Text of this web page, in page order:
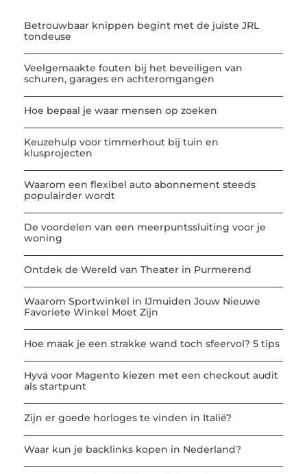
Betrouwbaar knippen begint met de juiste JRL
tondeuse
Veelgemaakte fouten bij het beveiligen van
schuren, garages en achteromgangen
Hoe bepaal je waar mensen op zoeken
Keuzehulp voor timmerhout bij tuin en
klusprojecten
Waarom een flexibel auto abonnement steeds
populairder wordt
De voordelen van een meerpuntssluiting voor je
woning
Ontdek de Wereld van Theater in Purmerend
Waarom Sportwinkel in IJmuiden Jouw Nieuwe
Favoriete Winkel Moet Zijn
Hoe maak je een strakke wand toch sfeervol? 5 tips
Hyvä voor Magento kiezen met een checkout audit
als startpunt
Zijn er goede horloges te vinden in Italië?
Waar kun je backlinks kopen in Nederland?